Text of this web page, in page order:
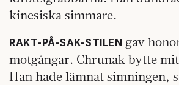
kinesiska simmare.
RAKT-PÅ-SAK-STILEN gav
motgångar. Chrunak bytte
Han hade lämnat simningen,